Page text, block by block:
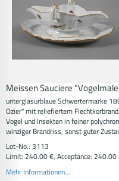
Meissen Sauciere
unterglasurblaue Schwertermarke
Ozier" mit reliefiertem
Vogel und Insekten in feiner
winziger Brandriss, sonst guter
Lot-No.: 3113
Limit: 240.00 €, Acceptance: 240.00
Mehr Informationen...